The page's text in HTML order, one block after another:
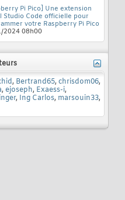
Pi Pico] Une extension
Studio Code officielle pour
votre Raspberry Pi Pico
2024 08h00
, Bertrand65, chrisdom06,
, ejoseph, Exaess-i,
, Ing Carlos, marsouin33,